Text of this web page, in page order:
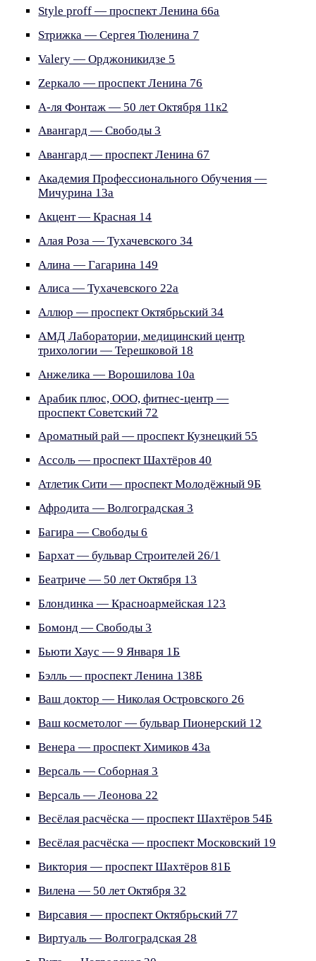
Style proff — проспект Ленина 66а
Sтрижка — Сергея Тюленина 7
Valery — Орджоникидзе 5
Zеркало — проспект Ленина 76
А-ля Фонтаж — 50 лет Октября 11к2
Авангард — Свободы 3
Авангард — проспект Ленина 67
Академия Профессионального Обучения —
Мичурина 13а
Акцент — Красная 14
Алая Роза — Тухачевского 34
Алина — Гагарина 149
Алиса — Тухачевского 22а
Аллюр — проспект Октябрьский 34
АМД Лаборатории, медицинский центр
трихологии — Терешковой 18
Анжелика — Ворошилова 10а
Арабик плюс, ООО, фитнес-центр —
проспект Советский 72
Ароматный рай — проспект Кузнецкий 55
Ассоль — проспект Шахтёров 40
Атлетик Сити — проспект Молодёжный 9Б
Афродита — Волгоградская 3
Багира — Свободы 6
Бархат — бульвар Строителей 26/1
Беатриче — 50 лет Октября 13
Блондинка — Красноармейская 123
Бомонд — Свободы 3
Бьюти Хаус — 9 Января 1Б
Бэлль — проспект Ленина 138Б
Ваш доктор — Николая Островского 26
Ваш косметолог — бульвар Пионерский 12
Венера — проспект Химиков 43а
Версаль — Соборная 3
Версаль — Леонова 22
Весёлая расчёска — проспект Шахтёров 54Б
Весёлая расчёска — проспект Московский 19
Виктория — проспект Шахтёров 81Б
Вилена — 50 лет Октября 32
Вирсавия — проспект Октябрьский 77
Виртуаль — Волгоградская 28